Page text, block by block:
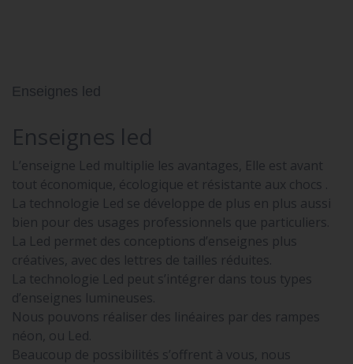
Enseignes led
Enseignes led
L’enseigne Led multiplie les avantages, Elle est avant
tout économique, écologique et résistante aux chocs .
La technologie Led se développe de plus en plus aussi
bien pour des usages professionnels que particuliers.
La Led permet des conceptions d’enseignes plus
créatives, avec des lettres de tailles réduites.
La technologie Led peut s’intégrer dans tous types
d’enseignes lumineuses.
Nous pouvons réaliser des linéaires par des rampes
néon, ou Led.
Beaucoup de possibilités s’offrent à vous, nous